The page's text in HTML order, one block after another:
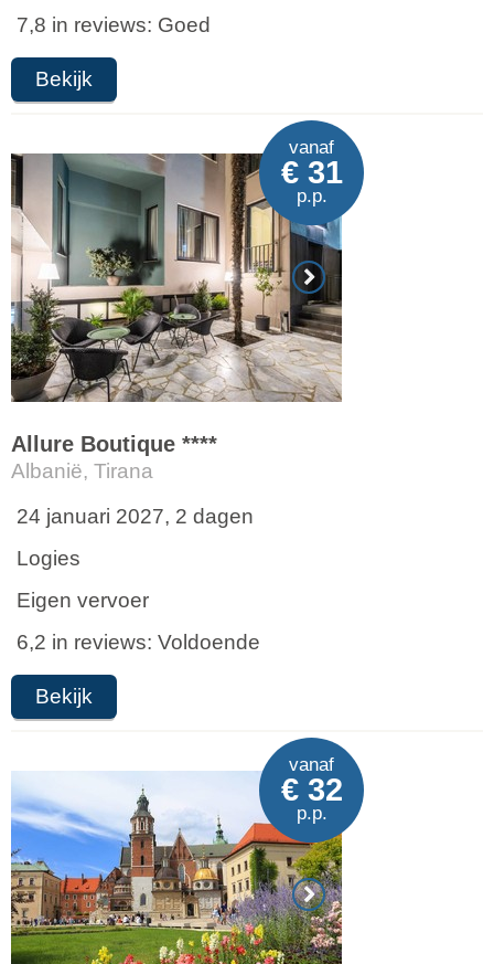
7,8 in reviews: Goed
Bekijk
vanaf
€ 31
p.p.
Allure Boutique ****
Albanië, Tirana
24 januari 2027, 2 dagen
Logies
Eigen vervoer
6,2 in reviews: Voldoende
Bekijk
vanaf
€ 32
p.p.